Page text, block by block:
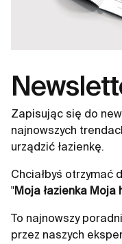
Zapisując się do
najnowszych
urządzić łazienkę.
Chciałbyś otrzymać
"Moja łazienka Moja
To najnowszy
przez naszych